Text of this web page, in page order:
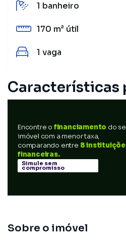
1 banheiro
170 m² útil
1 vaga
Características
Encontre o financiamento do
imóvel com a menor taxa,
comparando entre 8
financeiras.
Simule sem
compromisso
Sobre o imóvel